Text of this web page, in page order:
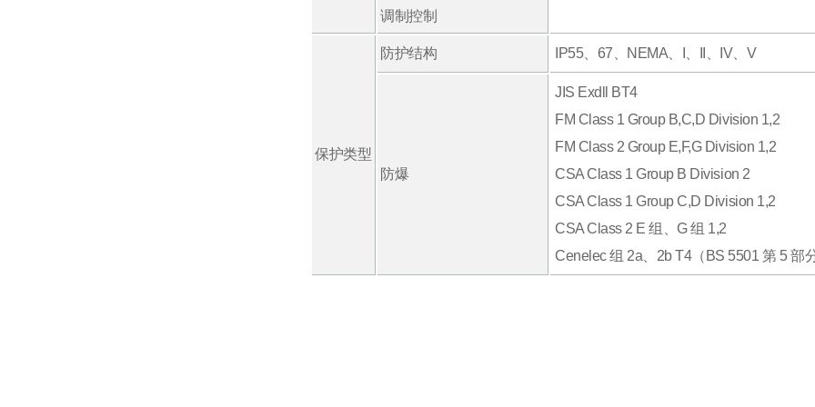
调制控制
保护类型
防护结构 IP55、67、NEMA、I、II、IV、V
防爆
JIS Exdll BT4
FM Class 1 Group B,C,D Division 1,2
FM Class 2 Group E,F,G Division 1,2
CSA Class 1 Group B Division 2
CSA Class 1 Group C,D Division 1,2
CSA Class 2 E 组、G 组 1,2
Cenelec 组 2a、2b T4（BS 5501 第 5 部